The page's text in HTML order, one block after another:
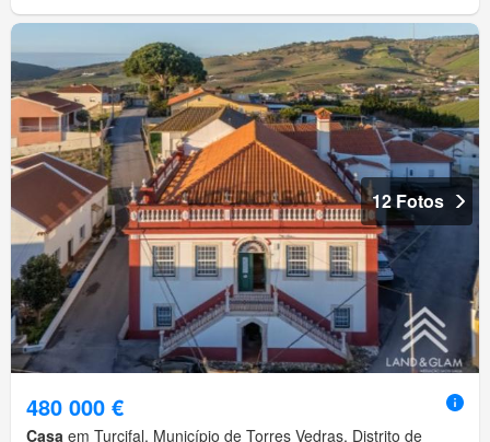
12 Fotos
480 000 €
Casa em Turcifal, Município de Torres Vedras, Distrito de